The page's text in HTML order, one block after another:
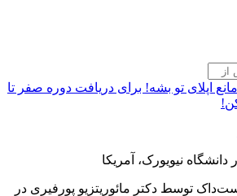
اپلای تو بشه! برای دریافت دوره صفر تا
نیویورک، آمریکا
توسط دکتر مائوریتزیو پورفیری در